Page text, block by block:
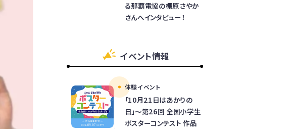
る那覇電協の棚原さやか
さんへインタビュー！
イベント情報
体験イベント
「10月21日はあかりの
日」～第26回 全国小学生
ポスターコンテスト 作品